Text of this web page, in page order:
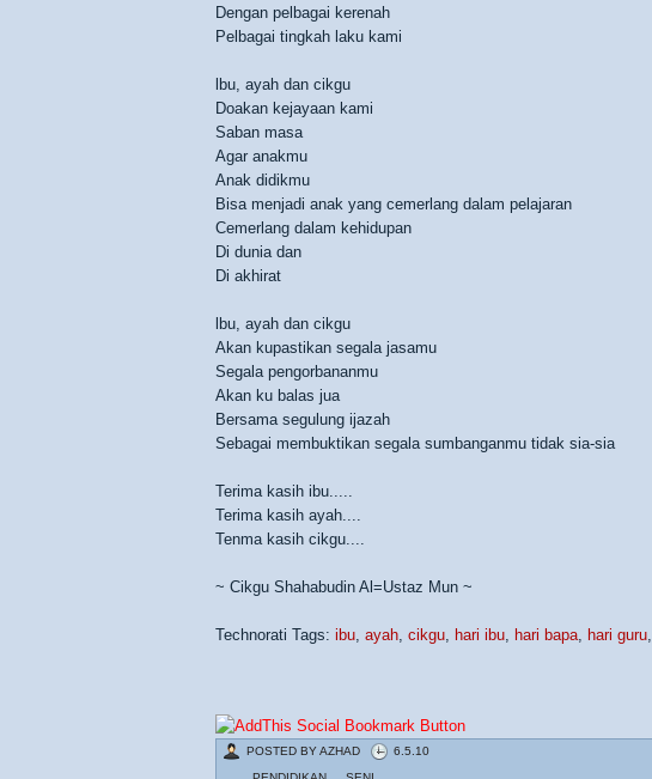
Dengan pelbagai kerenah
Pelbagai tingkah laku kami
lbu, ayah dan cikgu
Doakan kejayaan kami
Saban masa
Agar anakmu
Anak didikmu
Bisa menjadi anak yang cemerlang dalam pelajaran
Cemerlang dalam kehidupan
Di dunia dan
Di akhirat
lbu, ayah dan cikgu
Akan kupastikan segala jasamu
Segala pengorbananmu
Akan ku balas jua
Bersama segulung ijazah
Sebagai membuktikan segala sumbanganmu tidak sia-sia
Terima kasih ibu.....
Terima kasih ayah....
Tenma kasih cikgu....
~ Cikgu Shahabudin Al=Ustaz Mun ~
Technorati Tags: ibu, ayah, cikgu, hari ibu, hari bapa, hari guru,
POSTED BYAZHAD
6.5.10